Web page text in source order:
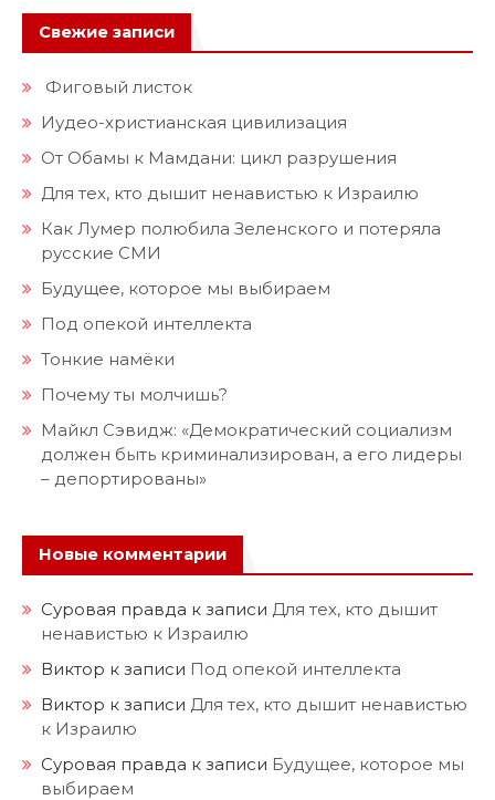
Свежие записи
Фиговый листок
Иудео-христианская цивилизация
От Обамы к Мамдани: цикл разрушения
Для тех, кто дышит ненавистью к Израилю
Как Лумер полюбила Зеленского и потеряла
русские СМИ
Будущее, которое мы выбираем
Под опекой интеллекта
Тонкие намёки
Почему ты молчишь?
Майкл Сэвидж: «Демократический социализм
должен быть криминализирован, а его лидеры
– депортированы»
Новые комментарии
Суровая правда к записи Для тех, кто дышит
ненавистью к Израилю
Виктор к записи Под опекой интеллекта
Виктор к записи Для тех, кто дышит ненавистью
к Израилю
Суровая правда к записи Будущее, которое мы
выбираем